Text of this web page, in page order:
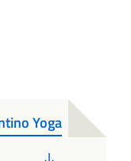
Yoga